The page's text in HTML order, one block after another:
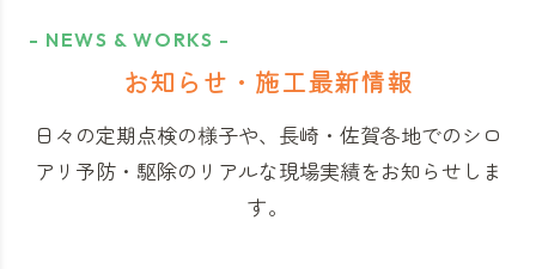
- NEWS & WORKS -
お知らせ・施工最新情報
日々の定期点検の様子や、長崎・佐賀各地でのシロ
アリ予防・駆除のリアルな現場実績をお知らせしま
す。